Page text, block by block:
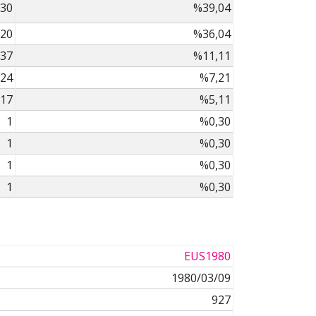
%39,04
%36,04
37
%11,11
24
%7,21
17
%5,11
1
%0,30
1
%0,30
1
%0,30
1
%0,30
EUS1980
1980/03/09
927